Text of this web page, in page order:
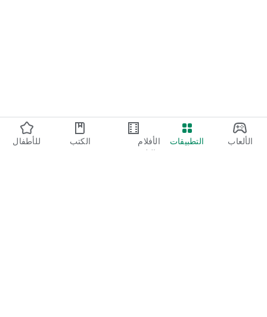
الألعاب التطبيقات
الأفلام
والتلفزيون
الكتب للأطفال